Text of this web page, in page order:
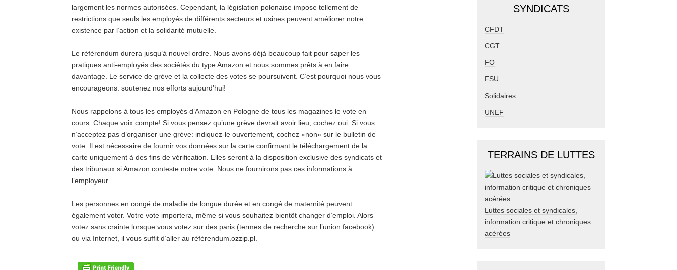
largement les normes autorisées. Cependant, la législation polonaise impose tellement de
restrictions que seuls les employés de différents secteurs et usines peuvent améliorer notre
existence par l’action et la solidarité mutuelle.
Le référendum durera jusqu’à nouvel ordre. Nous avons déjà beaucoup fait pour saper les
pratiques anti-employés des sociétés du type Amazon et nous sommes prêts à en faire
davantage. Le service de grève et la collecte des votes se poursuivent. C’est pourquoi nous vous
encourageons: soutenez nos efforts aujourd’hui!
Nous rappelons à tous les employés d’Amazon en Pologne de tous les magazines le vote en
cours. Chaque voix compte! Si vous pensez qu’une grève devrait avoir lieu, cochez oui. Si vous
n’acceptez pas d’organiser une grève: indiquez-le ouvertement, cochez «non» sur le bulletin de
vote. Il est nécessaire de fournir vos données sur la carte confirmant le téléchargement de la
carte uniquement à des fins de vérification. Elles seront à la disposition exclusive des syndicats et
des tribunaux si Amazon conteste notre vote. Nous ne fournirons pas ces informations à
l’employeur.
Les personnes en congé de maladie de longue durée et en congé de maternité peuvent
également voter. Votre vote importera, même si vous souhaitez bientôt changer d’emploi. Alors
votez sans crainte lorsque vous votez sur des paris (termes de recherche sur l’union facebook)
ou via Internet, il vous suffit d’aller au référendum.ozzip.pl.
SYNDICATS
CFDT
CGT
FO
FSU
Solidaires
UNEF
TERRAINS DE LUTTES
Luttes sociales et syndicales,
information critique et chroniques
acérées